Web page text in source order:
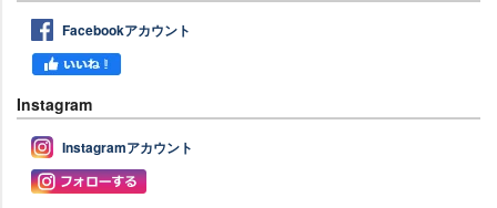
Facebookアカウント
Instagram
Instagramアカウント